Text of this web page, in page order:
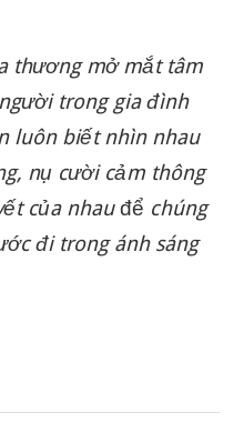
thươngmởmắttâm
người tronggiađình
luôn biếtnhìn nhau
, nụ cười cảm thông
của nhauđể chúng
đi trongánh sáng